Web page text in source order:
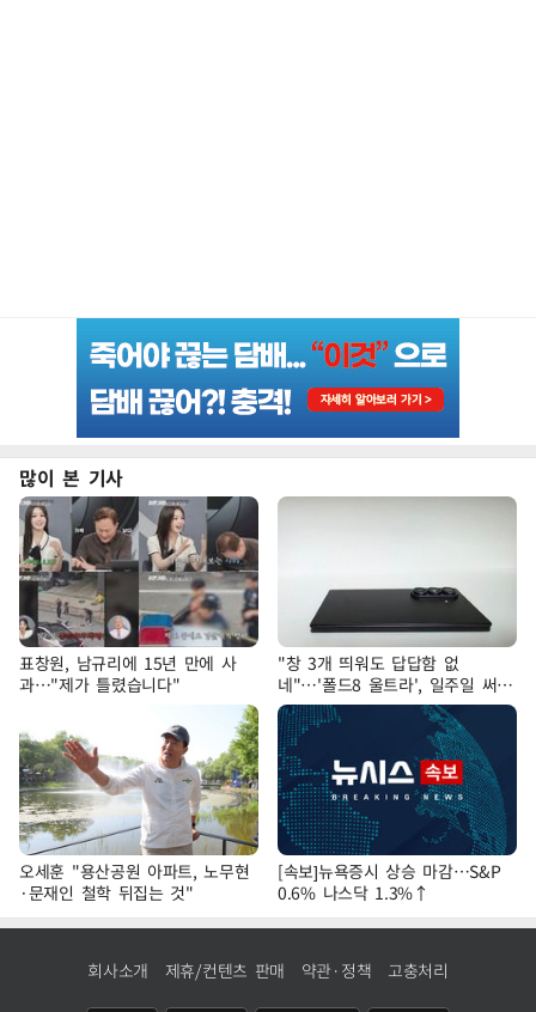
많이 본 기사
표창원, 남규리에 15년 만에 사
과…"제가 틀렸습니다"
"창 3개 띄워도 답답함 없
네"…'폴드8 울트라', 일주일 써보
니
오세훈 "용산공원 아파트, 노무현
·문재인 철학 뒤집는 것"
[속보]뉴욕증시 상승 마감…S&P
0.6% 나스닥 1.3%↑
회사소개 제휴/컨텐츠 판매 약관·정책 고충처리